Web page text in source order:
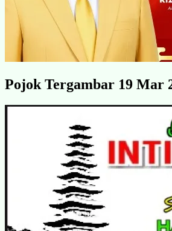
Pojok Tergambar 19 Mar